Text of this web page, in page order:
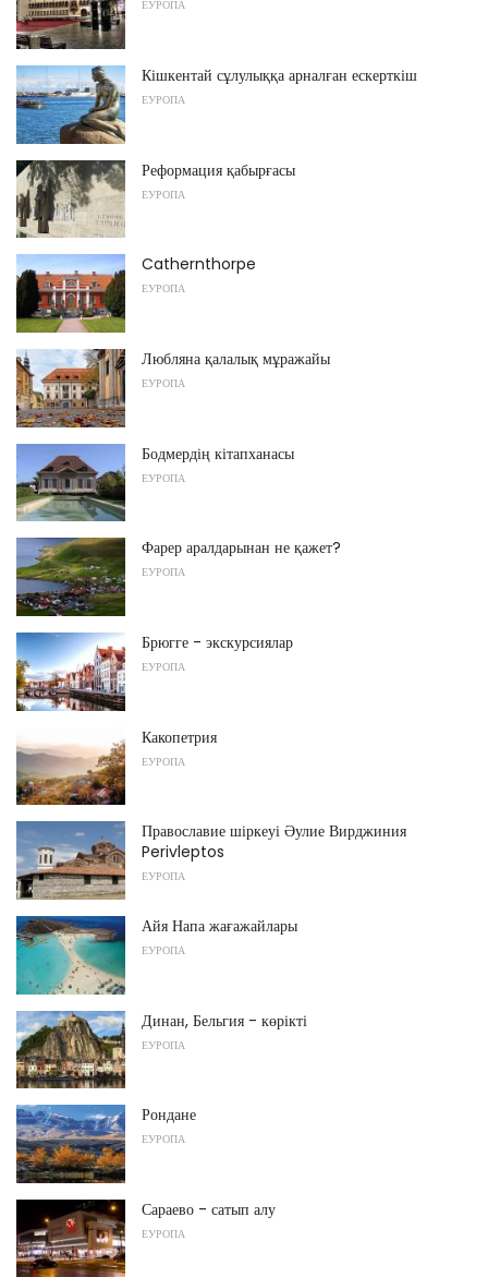
ЕУРОПА
Кішкентай сұлулыққа арналған ескерткіш
ЕУРОПА
Реформация қабырғасы
ЕУРОПА
Cathernthorpe
ЕУРОПА
Любляна қалалық мұражайы
ЕУРОПА
Бодмердің кітапханасы
ЕУРОПА
Фарер аралдарынан не қажет?
ЕУРОПА
Брюгге - экскурсиялар
ЕУРОПА
Какопетрия
ЕУРОПА
Православие шіркеуі Әулие Вирджиния
Perivleptos
ЕУРОПА
Айя Напа жағажайлары
ЕУРОПА
Динан, Бельгия - көрікті
ЕУРОПА
Рондане
ЕУРОПА
Сараево - сатып алу
ЕУРОПА